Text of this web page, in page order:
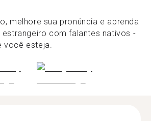
melhore sua pronúncia e aprenda
estrangeiro com falantes nativos -
você esteja.